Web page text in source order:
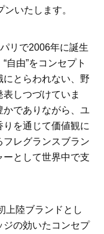
いたします。
リで2006年に誕生
自由”をコンセプト
とらわれない、野
しつづけていま
でありながら、ユ
を通じて価値観に
フレグランスブラン
ーとして世界中で支
上陸ブランドとし
の効いたコンセプ